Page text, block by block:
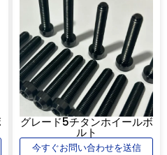
グレード5チタンホイールボ
ルト
今すぐお問い合わせを送信